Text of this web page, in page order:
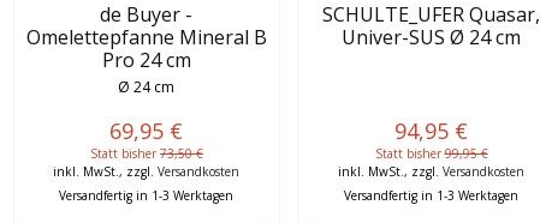
de Buyer -
Omelettepfanne Mineral B
Pro 24 cm
Ø 24 cm
69,95 €
Statt bisher 73,50 €
inkl. MwSt., zzgl.Versandkosten
Versandfertig in 1-3 Werktagen
SCHULTE_UFER Quasar,
Univer-SUS Ø 24 cm
94,95 €
Statt bisher99,95 €
inkl. MwSt., zzgl.Versandkosten
Versandfertig in 1-3 Werktagen